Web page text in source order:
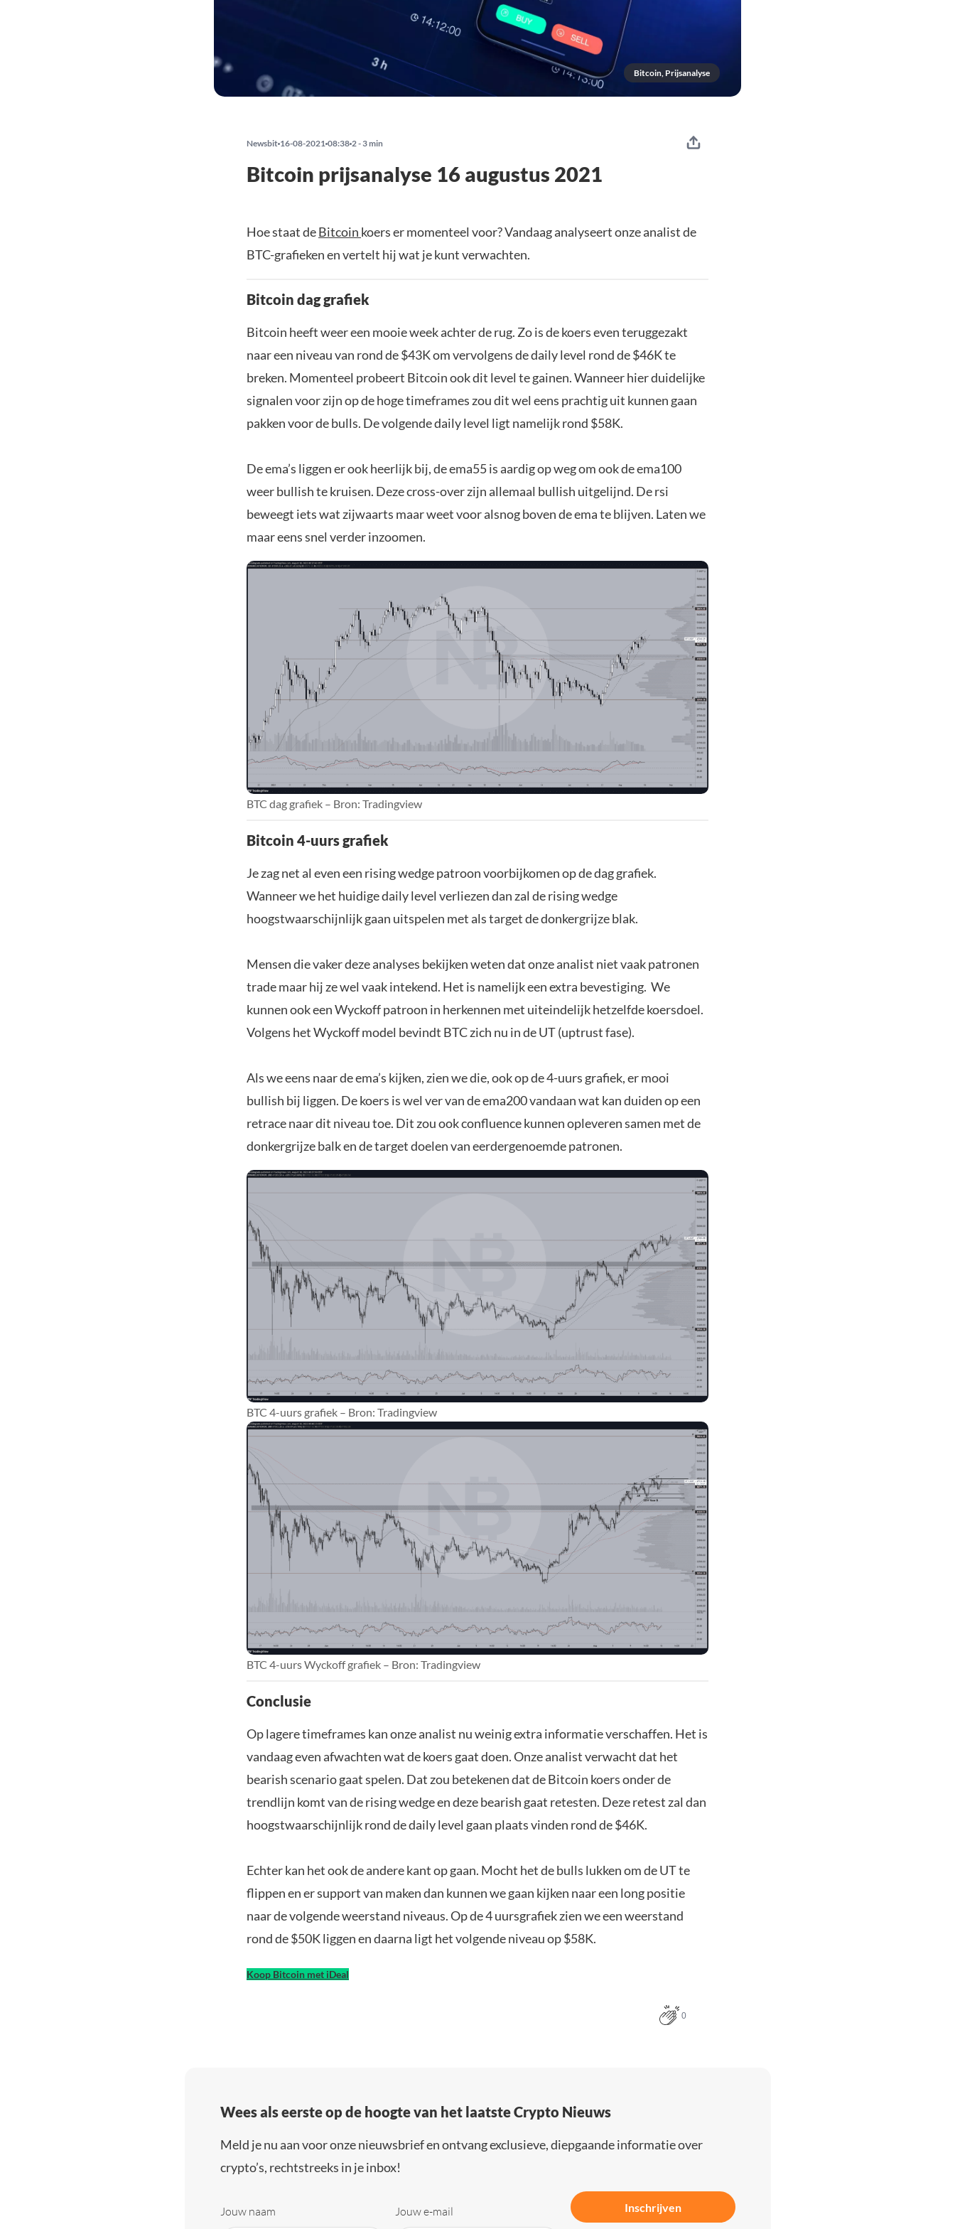
Bitcoin, Prijsanalyse
Newsbit 16-08-2021 08:38 2 - 3 min
Bitcoin prijsanalyse 16 augustus 2021
Hoe staat deBitcoin koers er momenteel voor? Vandaag analyseert onze analist de
BTC-grafieken en vertelt hij wat je kunt verwachten.
Bitcoin dag grafiek
Bitcoin heeft weer een mooie week achter de rug. Zo is de koers even teruggezakt
naar een niveau van rond de $43K om vervolgens de daily level rond de $46K te
breken. Momenteel probeert Bitcoin ook dit level te gainen. Wanneer hier duidelijke
signalen voor zijn op de hoge timeframes zou dit wel eens prachtig uit kunnen gaan
pakken voor de bulls. De volgende daily level ligt namelijk rond $58K.
De ema’s liggen er ook heerlijk bij, de ema55 is aardig op weg om ook de ema100
weer bullish te kruisen. Deze cross-over zijn allemaal bullish uitgelijnd. De rsi
beweegt iets wat zijwaarts maar weet voor alsnog boven de ema te blijven. Laten we
maar eens snel verder inzoomen.
BTC dag grafiek – Bron: Tradingview
Bitcoin 4-uurs grafiek
Je zag net al even een rising wedge patroon voorbijkomen op de dag grafiek.
Wanneer we het huidige daily level verliezen dan zal de rising wedge
hoogstwaarschijnlijk gaan uitspelen met als target de donkergrijze blak.
Mensen die vaker deze analyses bekijken weten dat onze analist niet vaak patronen
trade maar hij ze wel vaak intekend. Het is namelijk een extra bevestiging. We
kunnen ook een Wyckoff patroon in herkennen met uiteindelijk hetzelfde koersdoel.
Volgens het Wyckoff model bevindt BTC zich nu in de UT (uptrust fase).
Als we eens naar de ema’s kijken, zien we die, ook op de 4-uurs grafiek, er mooi
bullish bij liggen. De koers is wel ver van de ema200 vandaan wat kan duiden op een
retrace naar dit niveau toe. Dit zou ook confluence kunnen opleveren samen met de
donkergrijze balk en de target doelen van eerdergenoemde patronen.
BTC 4-uurs grafiek – Bron: Tradingview
BTC 4-uurs Wyckoff grafiek – Bron: Tradingview
Conclusie
Op lagere timeframes kan onze analist nu weinig extra informatie verschaffen. Het is
vandaag even afwachten wat de koers gaat doen. Onze analist verwacht dat het
bearish scenario gaat spelen. Dat zou betekenen dat de Bitcoin koers onder de
trendlijn komt van de rising wedge en deze bearish gaat retesten. Deze retest zal dan
hoogstwaarschijnlijk rond de daily level gaan plaats vinden rond de $46K.
Echter kan het ook de andere kant op gaan. Mocht het de bulls lukken om de UT te
flippen en er support van maken dan kunnen we gaan kijken naar een long positie
naar de volgende weerstand niveaus. Op de 4 uursgrafiek zien we een weerstand
rond de $50K liggen en daarna ligt het volgende niveau op $58K.
Koop Bitcoin met iDeal
0
Wees als eerste op de hoogte van het laatste Crypto Nieuws
Meld je nu aan voor onze nieuwsbrief en ontvang exclusieve, diepgaande informatie over
crypto’s, rechtstreeks in je inbox!
Jouw naam Jouw e-mail Inschrijven